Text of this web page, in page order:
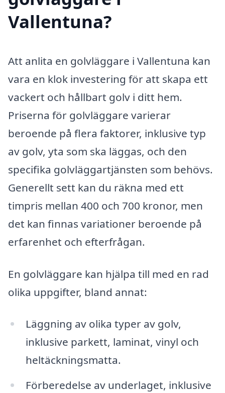
Vallentuna?
Att anlita en golvläggare i Vallentuna kan
vara en klok investering för att skapa ett
vackert och hållbart golv i ditt hem.
Priserna för golvläggare varierar
beroende på flera faktorer, inklusive typ
av golv, yta som ska läggas, och den
specifika golvläggartjänsten som behövs.
Generellt sett kan du räkna med ett
timpris mellan 400 och 700 kronor, men
det kan finnas variationer beroende på
erfarenhet och efterfrågan.
En golvläggare kan hjälpa till med en rad
olika uppgifter, bland annat:
Läggning av olika typer av golv,
inklusive parkett, laminat, vinyl och
heltäckningsmatta.
Förberedelse av underlaget, inklusive